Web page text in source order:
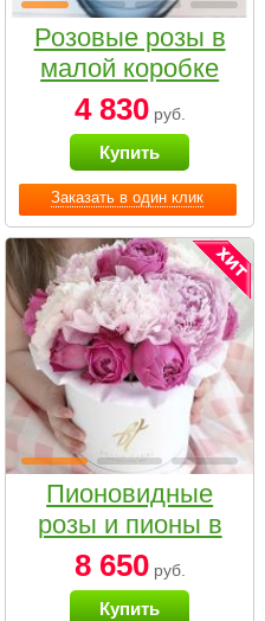
Заказать в один клик
Розовые розы в
малой коробке
4 830руб.
Купить
Пионовидные
розы и пионы в
белой коробке
Small
8 650руб.
Купить